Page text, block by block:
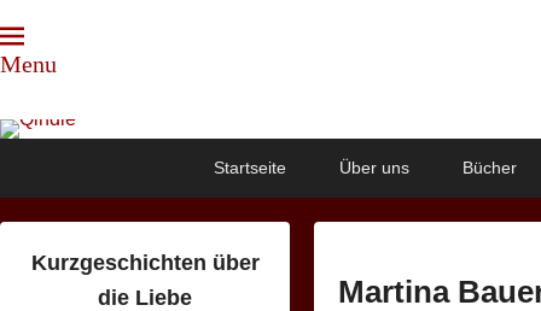
Menu
Qindie
Das Autorenkorrektiv
Startseite Über uns Bücher
Martina
Kurzgeschichten über
die Liebe